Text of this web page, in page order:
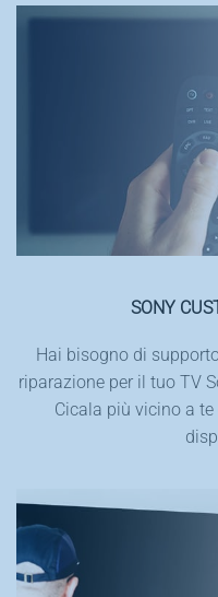
SONY
Hai bisogno di
riparazione per il tuo TV
Cicala più vicino a